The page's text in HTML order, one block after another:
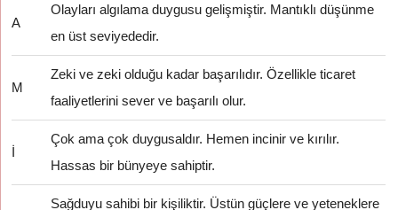
A
Olayları algılama duygusu gelişmiştir. Mantıklı düşünme
en üst seviyededir.
M
Zeki ve zeki olduğu kadar başarılıdır. Özellikle ticaret
faaliyetlerini sever ve başarılı olur.
İ
Çok ama çok duygusaldır. Hemen incinir ve kırılır.
Hassas bir bünyeye sahiptir.
Sağduyu sahibi bir kişiliktir. Üstün güçlere ve yeteneklere